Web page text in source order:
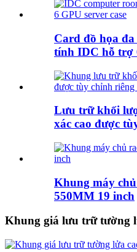
Card đồ họa
tính IDC hỗ trợ
Lưu trữ khối
xác cao được
Khung máy
550MM 19 inch
Khung giá lưu trữ tường